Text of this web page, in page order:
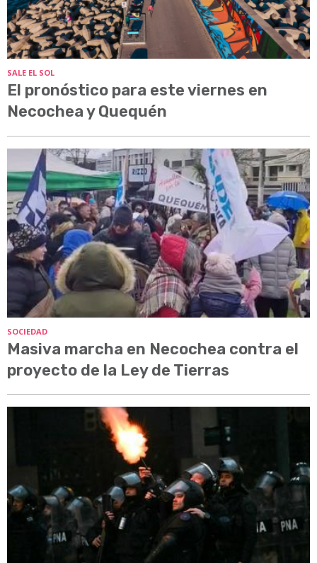
SALE EL SOL
El pronóstico para este viernes en
Necochea y Quequén
SOCIEDAD
Masiva marcha en Necochea contra el
proyecto de la Ley de Tierras